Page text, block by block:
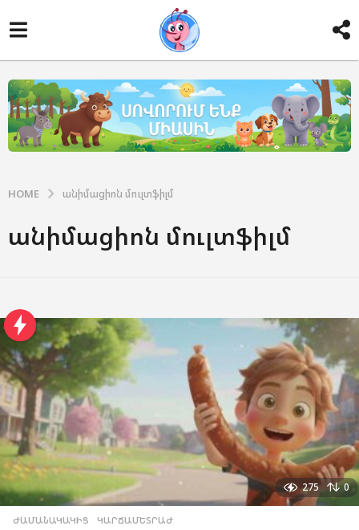
HOME անիմացիոն մուլտֆիլմ
անիմացիոն մուլտֆիլմ
275 0
ԺԱՄԱՆԱԿԱԿԻՑ ,ԿԱՐՃԱՄԵՏՐԱԺ